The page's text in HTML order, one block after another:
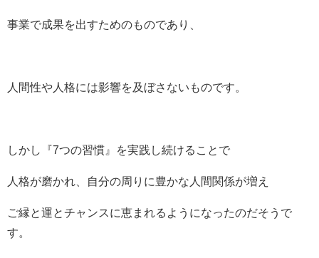
事業で成果を出すためのものであり、
人間性や人格には影響を及ぼさないものです。
しかし『7つの習慣』を実践し続けることで
人格が磨かれ、自分の周りに豊かな人間関係が増え
ご縁と運とチャンスに恵まれるようになったのだそうで
す。